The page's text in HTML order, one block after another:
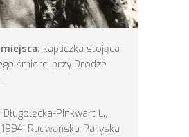
kapliczka stojąca
śmierci przy Drodze
Długołęcka-Pinkwart L.,
Radwańska-Paryska